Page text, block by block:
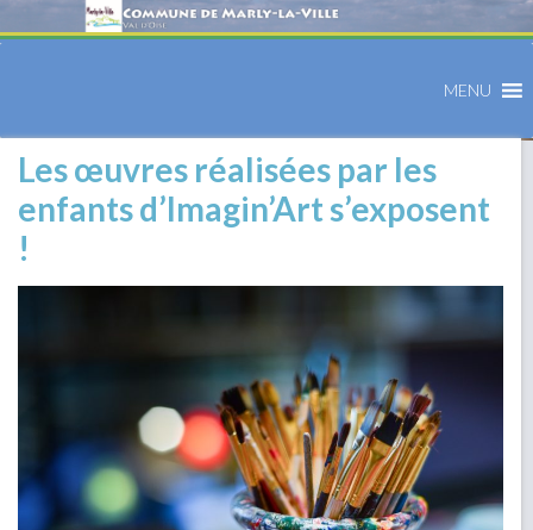
MENU
Les œuvres réalisées par les
enfants d’Imagin’Art s’exposent
!